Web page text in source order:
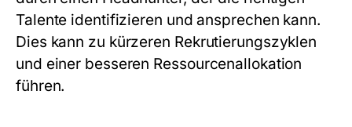
Talente identifizieren und ansprechen kann.
Dies kann zu kürzeren Rekrutierungszyklen
und einer besseren Ressourcenallokation
führen.